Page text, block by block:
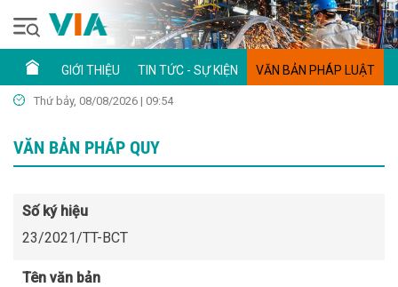
GIỚI THIỆU TIN TỨC - SỰ KIỆN VĂN BẢN PHÁP LUẬT
Thứ bảy, 08/08/2026 | 09:54
VĂN BẢN PHÁP QUY
Số ký hiệu
23/2021/TT-BCT
Tên văn bản